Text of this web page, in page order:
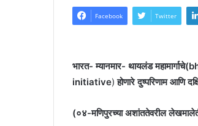
Facebook Twitter
भारत- म्यानमार- थायलंड
initiative) होणारे दुष्परिणाम आणि
(०४-मणिपुरच्या अशांततेवरील